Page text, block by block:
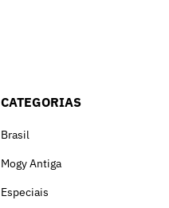
CATEGORIAS
Brasil
Mogy Antiga
Especiais